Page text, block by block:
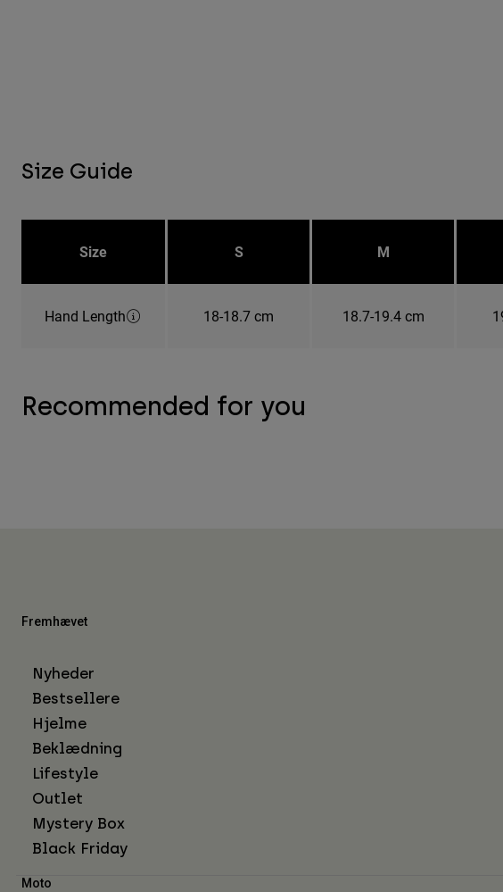
Size Guide
Size S M
Hand Length 18-18.7 cm 18.7-19.4 cm
Recommended for you
Fremhævet
Nyheder
Bestsellere
Hjelme
Beklædning
Lifestyle
Outlet
Mystery Box
Black Friday
Moto